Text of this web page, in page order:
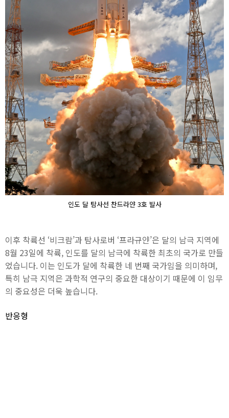
인도 달 탐사선 찬드라얀 3호 발사
이후 착륙선 ‘비크람’과 탐사로버 ‘프라규얀’은 달의 남극 지역에
8월 23일에 착륙, 인도를 달의 남극에 착륙한 최초의 국가로 만들
었습니다. 이는 인도가 달에 착륙한 네 번째 국가임을 의미하며,
특히 남극 지역은 과학적 연구의 중요한 대상이기 때문에 이 임무
의 중요성은 더욱 높습니다.
반응형